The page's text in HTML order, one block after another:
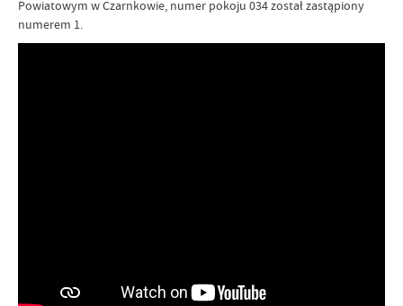
Powiatowym w Czarnkowie, numer pokoju 034 został zastąpiony
numerem 1.